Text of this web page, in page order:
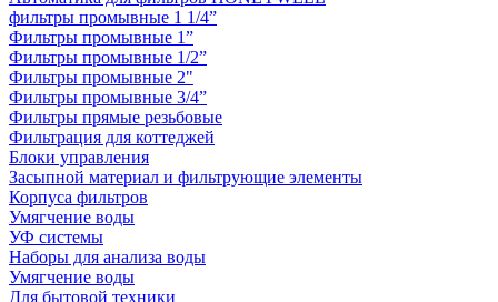
фильтры промывные 1 1/4”
Фильтры промывные 1”
Фильтры промывные 1/2”
Фильтры промывные 2"
Фильтры промывные 3/4”
Фильтры прямые резьбовые
Фильтрация для коттеджей
Блоки управления
Засыпной материал и фильтрующие элементы
Корпуса фильтров
Умягчение воды
УФ системы
Наборы для анализа воды
Умягчение воды
Для бытовой техники